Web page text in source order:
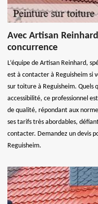
Avec Artisan
concurrence
L’équipe de Artisan Reinhard,
est à contacter à Reguisheim si
sur toiture à Reguisheim. Quels
accessibilité, ce professionnel
de qualité, répondant aux
ses tarifs très abordables,
contacter. Demandez un devis
Reguisheim.